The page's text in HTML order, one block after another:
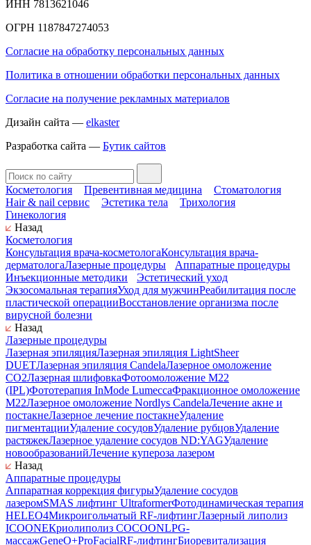
ИНН 7813621046
ОГРН 1187847274053
Согласие на обработку персональных данных
Политика в отношении обработки персональных данных
Согласие на получение рекламных материалов
Дизайн сайта — elkaster
Разработка сайта — Бутик сайтов
Косметология Превентивная медицина
Стоматология
Hair & nail сервис
Эстетика тела
Трихология
Гинекология
Назад
Косметология
Консультация врача-косметологаКонсультация врача-
дерматологаЛазерные процедуры
Аппаратные процедуры
Инъекционные методики
Эстетический уход
Экзосомальная терапияУход для мужчинРеабилитация после
пластической операцииВосстановление организма после
вирусной болезни
Назад
Лазерные процедуры
Лазерная эпиляцияЛазерная эпиляция LightSheer
DUETЛазерная эпиляция CandelaЛазерное омоложение
СО2Лазерная шлифовкаФотоомоложение M22
(IPL)Фототерапия InMode LumeccaФракционное омоложение
M22Лазерное омоложение Nordlys CandelaЛечение акне и
постакнеЛазерное лечение постакнеУдаление
пигментацииУдаление сосудовУдаление рубцовУдаление
растяжекЛазерное удаление сосудов ND:YAGУдаление
новообразованийЛечение купероза лазером
Назад
Аппаратные процедуры
Аппаратная коррекция фигурыУдаление сосудов
лазеромSMAS лифтинг UltraformerФотодинамическая терапия
HELEO4Микроигольчатый RF-лифтингЛазерный липолиз
ICOONEКриолиполиз COCOONLPG-
массажGeneO+ProFacialRF-лифтингБиоревитализация